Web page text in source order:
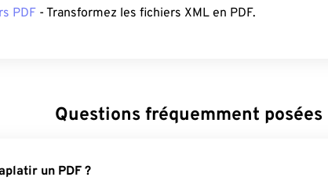
PDF - Transformez les fichiers XML en PDF.
Questions fréquemment posées
un PDF ?